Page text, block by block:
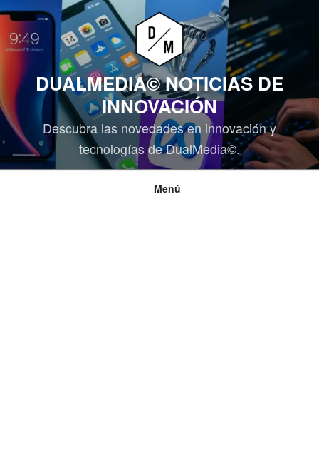
Saltar
contenido
DUALMEDIA© NOTICIAS DE
INNOVACIÓN
Descubra las novedades en innovación y
tecnologías de DualMedia©.
Menú